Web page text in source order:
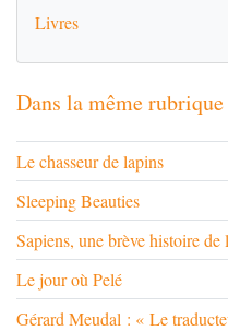
Livres
Dans la même rubrique
Le chasseur de lapins
Sleeping Beauties
Sapiens, une brève histoire de
Le jour où Pelé
Gérard Meudal : « Le